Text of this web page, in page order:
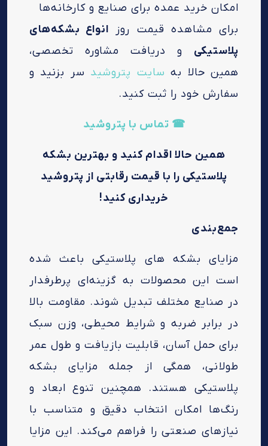
امکان خرید عمده برای صنایع و کارخانه‌ها
برای مشاهده قیمت روز انواع بشکه‌های
پلاستیکی و دریافت مشاوره تخصصی،
همین حالا به سایت پتروشید سر بزنید و
سفارش خود را ثبت کنید.
☎ تماس با پتروشید
همین حالا اقدام کنید و بهترین بشکه
پلاستیکی را با قیمت رقابتی از پتروشید
خریداری کنید!
جمع‌بندی
مزایای بشکه های پلاستیکی باعث شده
است این محصولات به گزینه‌ای پرطرفدار
در صنایع مختلف تبدیل شوند. مقاومت بالا
در برابر ضربه و شرایط محیطی، وزن سبک
برای حمل آسان، قابلیت بازیافت و طول عمر
طولانی، همگی از جمله مزایای بشکه
پلاستیکی هستند. همچنین تنوع ابعاد و
رنگ‌ها امکان انتخاب دقیق و متناسب با
نیازهای صنعتی را فراهم می‌کند. این مزایا